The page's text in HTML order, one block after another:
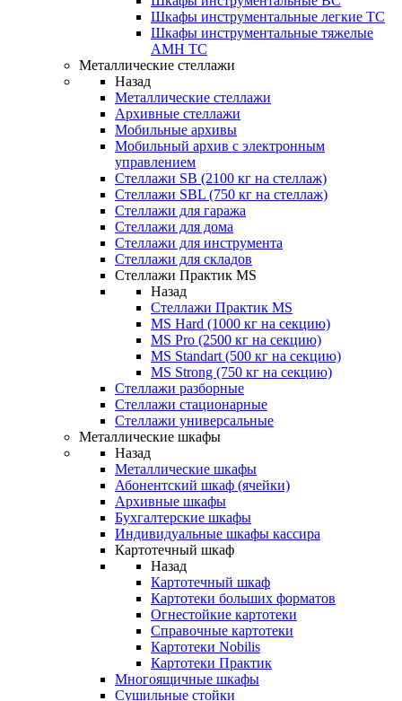
Шкафы инструментальные легкие ТС
Шкафы инструментальные тяжелые
AMH TC
Металлические стеллажи
Назад
Металлические стеллажи
Архивные стеллажи
Мобильные архивы
Мобильный архив с электронным
управлением
Стеллажи SB (2100 кг на стеллаж)
Стеллажи SBL (750 кг на стеллаж)
Стеллажи для гаража
Стеллажи для дома
Стеллажи для инструмента
Стеллажи для складов
Стеллажи Практик MS
Назад
Стеллажи Практик MS
MS Hard (1000 кг на секцию)
MS Pro (2500 кг на секцию)
MS Standart (500 кг на секцию)
MS Strong (750 кг на секцию)
Стеллажи разборные
Стеллажи стационарные
Стеллажи универсальные
Металлические шкафы
Назад
Металлические шкафы
Абонентский шкаф (ячейки)
Архивные шкафы
Бухгалтерские шкафы
Индивидуальные шкафы кассира
Картотечный шкаф
Назад
Картотечный шкаф
Картотеки больших форматов
Огнестойкие картотеки
Справочные картотеки
Картотеки Nobilis
Картотеки Практик
Многоящичные шкафы
Сушильные стойки